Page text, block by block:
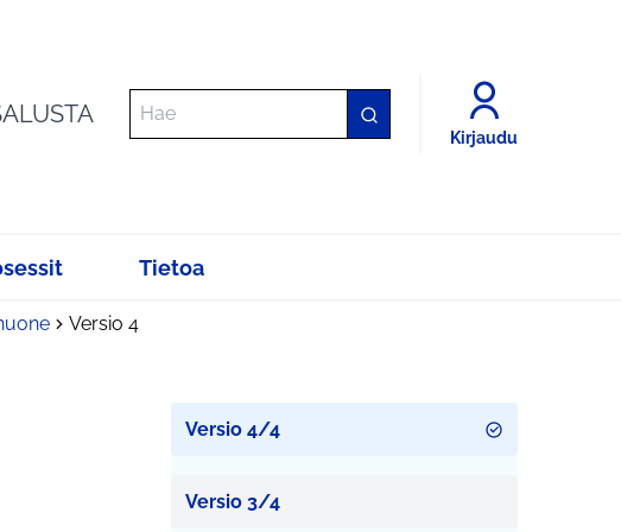
Kirjaudu
Tietoa
Versio 4
Versio 4/4
Versio 3/4